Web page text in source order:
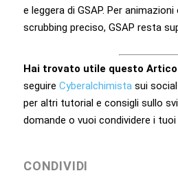
e leggera di GSAP. Per
scrubbing preciso, GSAP resta
Hai trovato utile questo
seguire Cyberalchimista sui
per altri tutorial e consigli sullo
domande o vuoi condividere i
CONDIVIDI